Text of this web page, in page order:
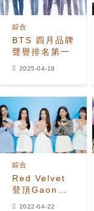
BTS 四月品牌
聲譽排名第一
綜合
2025-04-18
Red Velvet
登頂Gaon
Chart第16週
綜合
2022-04-22